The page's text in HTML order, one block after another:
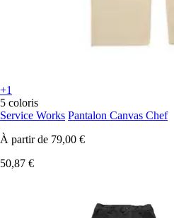
+1
5 coloris
Service Works Pantalon Canvas Chef
À partir de 79,00 €
50,87 €